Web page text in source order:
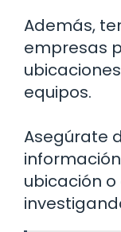
Además,
empresas
equipos.
Asegúrate
ubicación o